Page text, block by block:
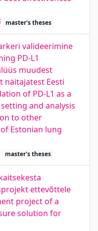
master's theses
valideerimine
PD-L1
muudest
näitajatest Eesti
of PD-L1 as a
and analysis
to other
Estonian lung
master's theses
ettevõttele
project of a
solution for